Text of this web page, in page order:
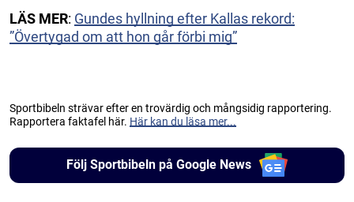
LÄS MER: Gundes hyllning efter Kallas rekord:
”Övertygad om att hon går förbi mig”
Sportbibeln strävar efter en trovärdig och mångsidig rapportering.
Rapportera faktafel här. Här kan du läsa mer...
Följ Sportbibeln på Google News